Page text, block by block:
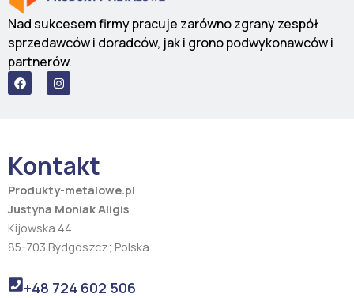
Nad sukcesem firmy pracuje zarówno zgrany zespół
sprzedawców i doradców, jak i grono podwykonawców i
partnerów.
F
a
c
b
k
I
n
s
a
a
m
Kontakt
Produkty-metalowe.pl
Justyna Moniak Aligis
Kijowska 44
85-703 Bydgoszcz; Polska
+48 724 602 506